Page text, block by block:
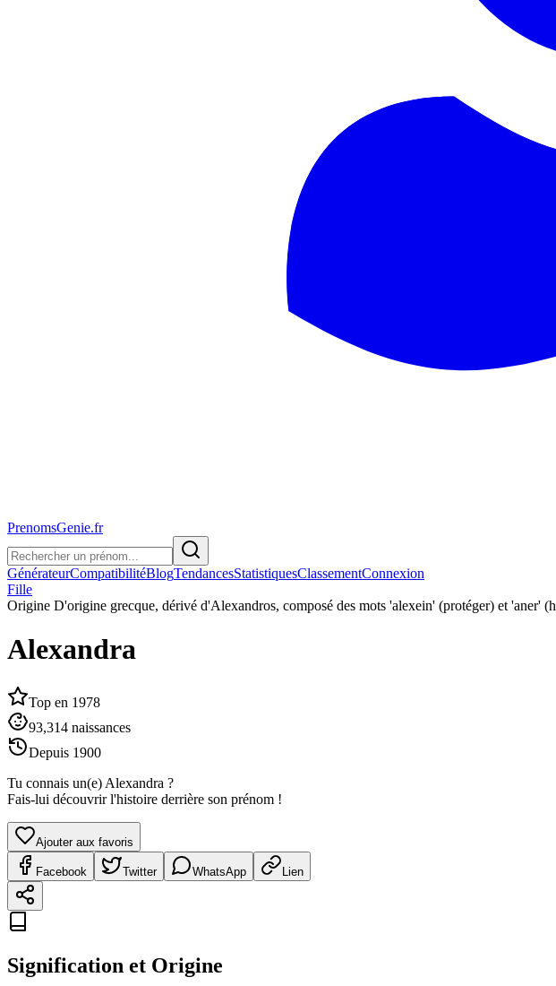
PrenomsGenie.fr
GénérateurCompatibilitéBlogTendancesStatistiquesClassementConnexion
Fille
Origine D'origine grecque, dérivé d'Alexandros, composé des mots 'alexein' (protéger) et 'aner'
Alexandra
Top en 1978
93,314 naissances
Depuis 1900
Tu connais un(e) Alexandra ?
Fais-lui découvrir l'histoire derrière son prénom !
Ajouter aux favoris
Facebook Twitter WhatsApp Lien
Signification et Origine